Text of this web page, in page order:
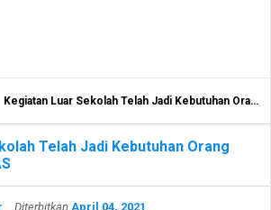
Kegiatan Luar Sekolah Telah Jadi Kebutuhan Orang Tua dan Anak di AS
Telah Jadi Kebutuhan Orang
Diterbitkan April 04, 2021